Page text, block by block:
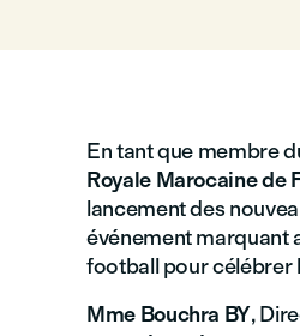
En tant que membre
Royale Marocaine de
lancement des
événement marquant
football pour célébrer
Mme Bouchra BY,